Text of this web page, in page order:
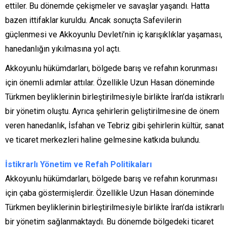
ettiler. Bu dönemde çekişmeler ve savaşlar yaşandı. Hatta
bazen ittifaklar kuruldu. Ancak sonuçta Safevilerin
güçlenmesi ve Akkoyunlu Devleti’nin iç karışıklıklar yaşaması,
hanedanlığın yıkılmasına yol açtı.
Akkoyunlu hükümdarları, bölgede barış ve refahın korunması
için önemli adımlar attılar. Özellikle Uzun Hasan döneminde
Türkmen beyliklerinin birleştirilmesiyle birlikte İran’da istikrarlı
bir yönetim oluştu. Ayrıca şehirlerin geliştirilmesine de önem
veren hanedanlık, İsfahan ve Tebriz gibi şehirlerin kültür, sanat
ve ticaret merkezleri haline gelmesine katkıda bulundu.
İstikrarlı Yönetim ve Refah Politikaları
Akkoyunlu hükümdarları, bölgede barış ve refahın korunması
için çaba göstermişlerdir. Özellikle Uzun Hasan döneminde
Türkmen beyliklerinin birleştirilmesiyle birlikte İran’da istikrarlı
bir yönetim sağlanmaktaydı. Bu dönemde bölgedeki ticaret